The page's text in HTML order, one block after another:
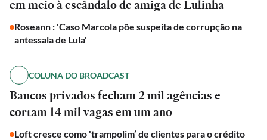
em meio à escândalo de amiga de Lulinha
Roseann : 'Caso Marcola põe suspeita de corrupção na
antessala de Lula'
COLUNA DO BROADCAST
Bancos privados fecham 2 mil agências e
cortam 14 mil vagas em um ano
Loft cresce como 'trampolim’ de clientes para o crédito